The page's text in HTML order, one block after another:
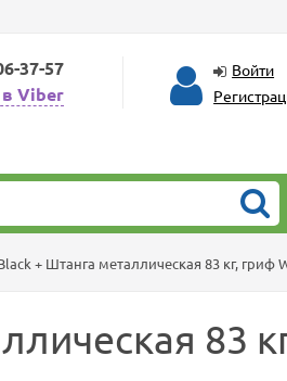
37-57
в Viber
Войти
+ Штанга металлическая 83 кг, гриф
83